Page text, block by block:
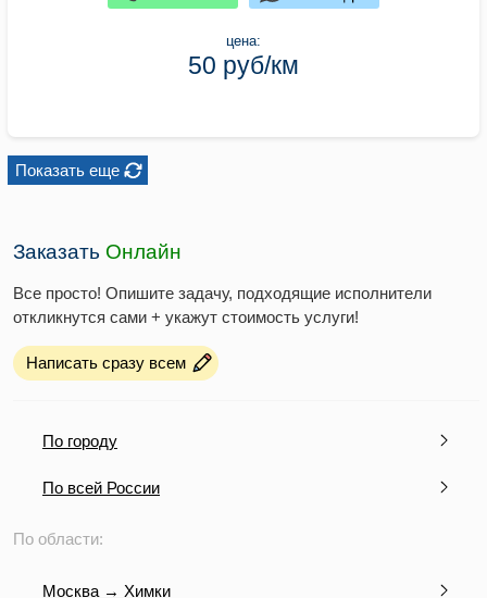
цена:
50 руб/км
Показать еще
Заказать Онлайн
Все просто! Опишите задачу, подходящие исполнители
откликнутся сами + укажут стоимость услуги!
Написать сразу всем
По городу
По всей России
По области:
Москва → Химки